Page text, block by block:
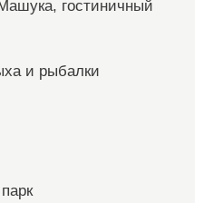
гостиничный
и рыбалки